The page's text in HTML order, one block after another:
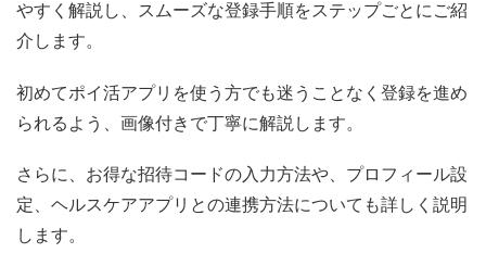
やすく解説し、スムーズな登録手順をステップごとにご紹
介します。
初めてポイ活アプリを使う方でも迷うことなく登録を進め
られるよう、画像付きで丁寧に解説します。
さらに、お得な招待コードの入力方法や、プロフィール設
定、ヘルスケアアプリとの連携方法についても詳しく説明
します。